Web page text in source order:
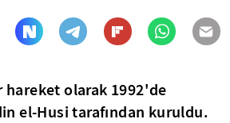
olarak 1992'de
el-Husi tarafından kuruldu.